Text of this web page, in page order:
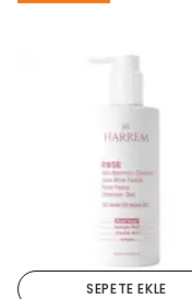
SEPETE EKLE